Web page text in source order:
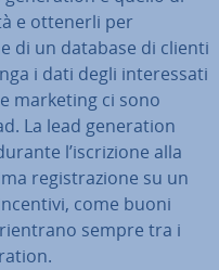
e ottenerli per
di un database di clienti
i dati degli in­te­res­sa­ti
marketing ci sono
La lead ge­ne­ra­tion
l’iscri­zio­ne alla
re­gi­stra­zio­ne su un
come buoni
sempre tra i